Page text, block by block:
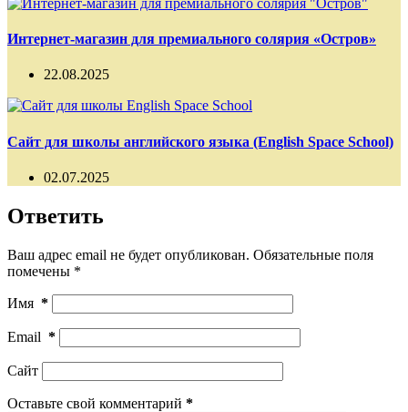
Интернет-магазин для премиального солярия «Остров»
22.08.2025
Сайт для школы английского языка (English Space School)
02.07.2025
Ответить
Ваш адрес email не будет опубликован. Обязательные поля
помечены *
Имя *
Email *
Сайт
Оставьте свой комментарий *